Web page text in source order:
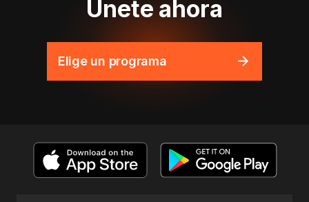
Únete ahora
Elige un programa